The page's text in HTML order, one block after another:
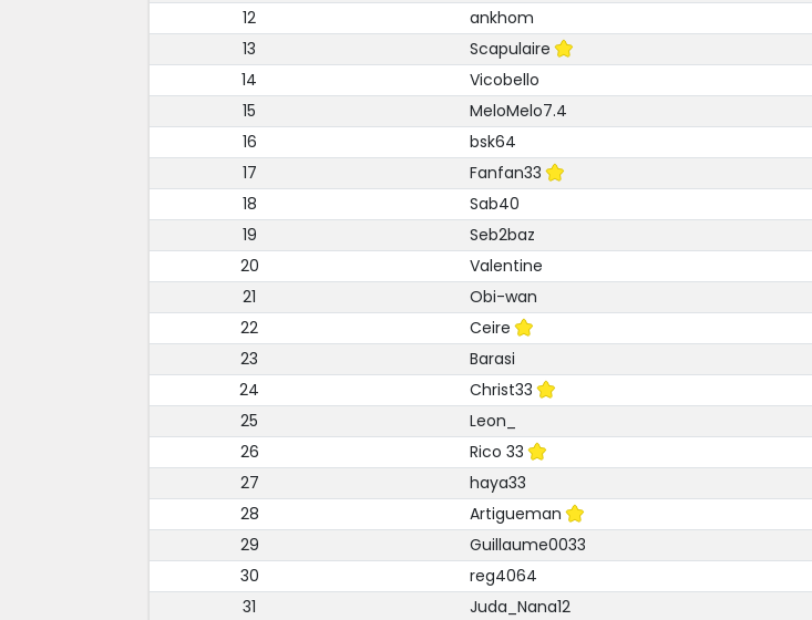
12
ankhom
13
Scapulaire
14
Vicobello
15
MeloMelo7.4
16
bsk64
17
Fanfan33
18
Sab40
19
Seb2baz
20
Valentine
21
Obi-wan
22
Ceire
23
Barasi
24
Christ33
25
Leon_
26
Rico 33
27
haya33
28
Artigueman
29
Guillaume0033
30
reg4064
31
Juda_Nana12